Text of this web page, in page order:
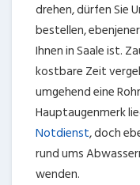
drehen, dürfen Sie
bestellen,
Ihnen in Saale ist.
kostbare Zeit
umgehend eine
Hauptaugenmerk
Notdienst, doch
rund ums
wenden.